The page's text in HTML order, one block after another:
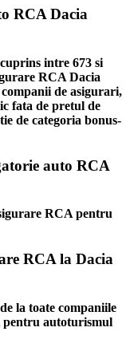
RCA Dacia
intre 673 si
RCA Dacia
de asigurari,
fata de pretul de
de categoria bonus-
auto RCA
RCA pentru
RCA la Dacia
la toate companiile
pentru autoturismul